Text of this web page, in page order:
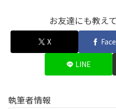
お友達にも教え
X
LINE
執筆者情報